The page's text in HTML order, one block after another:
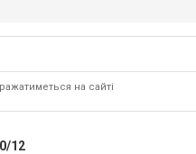
на сайті
0/12